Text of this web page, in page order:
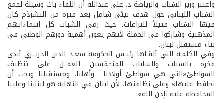
واعتبر وزير الشباب والرياضة د. علي عبدالله أن اللقاء بات وسيلة لجمع
الشباب اللبناني حول هدف بيئي شامل بعد فترة من التشرذم كان
فيها الشباب فتيلاً للنزاعات، حيث رمى الشباب كل انتماءاتهم
المذهبية وشاركوا في الحملة لأنهم يعون أهمية دورهم الوطني في
بناء مستقبل لبنان.
وفي الكلمـة التي ألقـاها رئيـس الحكومة سعـد الدين الحريــري أبدى
فخره بالشباب والشابات المتحمّسين للعمــل على تنظيف
الشواطئ«التي هي شواطئ أولادنا وأهلنا، ومستقبلنا ويجب أن
نحافظ عليها» وعلى نظافتها، لأن لبنان في النهاية هو لبناننا وعلينا
المحافظة عليه بإذن الله».